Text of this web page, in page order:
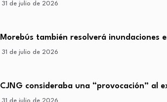
31 de julio de 2026
Morebús también resolverá inundaciones
31 de julio de 2026
CJNG consideraba una “provocación” al